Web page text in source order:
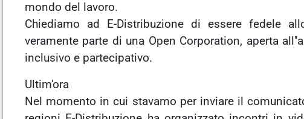
mondo del lavoro.
Chiediamo ad E-Distribuzione di essere fedele
veramente parte di una Open Corporation, aperta
inclusivo e partecipativo.
Ultim'ora
Nel momento in cui stavamo per inviare il